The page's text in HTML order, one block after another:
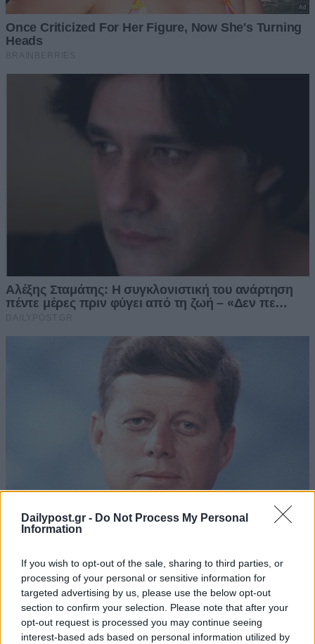
Dailypost.gr - Do Not Process My Personal
Information
If you wish to opt-out of the sale, sharing to third parties, or
processing of your personal or sensitive information for
targeted advertising by us, please use the below opt-out
section to confirm your selection. Please note that after your
opt-out request is processed you may continue seeing
interest-based ads based on personal information utilized by